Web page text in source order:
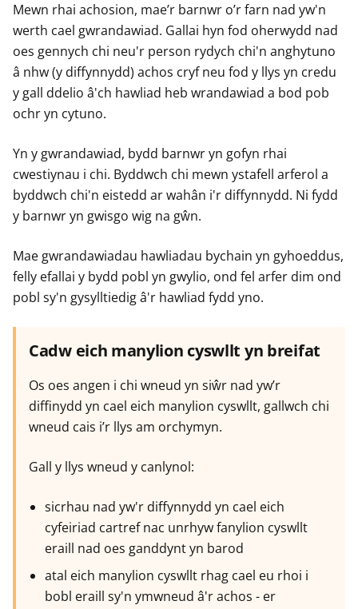
g
o
a
g
y
f
e
n
g
o
r
a
g
y
f
e
y
g
o
g
y
f
e
Mewn rhai achosion, mae’r barnwr o’r farn nad yw'n
werth cael gwrandawiad. Gallai hyn fod oherwydd nad
oes gennych chi neu'r person rydych chi'n anghytuno
â nhw (y diffynnydd) achos cryf neu fod y llys yn credu
y gall ddelio â'ch hawliad heb wrandawiad a bod pob
ochr yn cytuno.
Yn y gwrandawiad, bydd barnwr yn gofyn rhai
cwestiynau i chi. Byddwch chi mewn ystafell arferol a
byddwch chi'n eistedd ar wahân i'r diffynnydd. Ni fydd
y barnwr yn gwisgo wig na gŵn.
Mae gwrandawiadau hawliadau bychain yn gyhoeddus,
felly efallai y bydd pobl yn gwylio, ond fel arfer dim ond
pobl sy'n gysylltiedig â'r hawliad fydd yno.
Cadw eich manylion cyswllt yn breifat
Os oes angen i chi wneud yn siŵr nad yw’r
diffinydd yn cael eich manylion cyswllt, gallwch chi
wneud cais i’r llys am orchymyn.
Gall y llys wneud y canlynol:
sicrhau nad yw'r diffynnydd yn cael eich
cyfeiriad cartref nac unrhyw fanylion cyswllt
eraill nad oes ganddynt yn barod
atal eich manylion cyswllt rhag cael eu rhoi i
bobl eraill sy'n ymwneud â'r achos - er